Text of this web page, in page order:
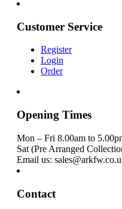
Customer Service
Register
Login
Order
Opening Times
Mon – Fri 8.00am to
Sat (Pre Arranged
Email us:
Contact